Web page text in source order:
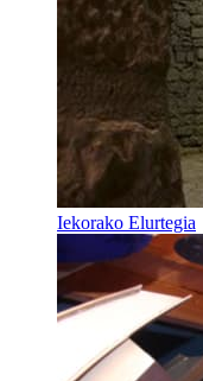
Iekorako Elurtegia